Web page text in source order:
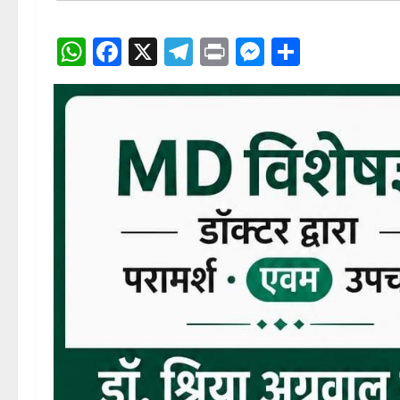
WhatsApp
Facebook
X Telegram
Print Share